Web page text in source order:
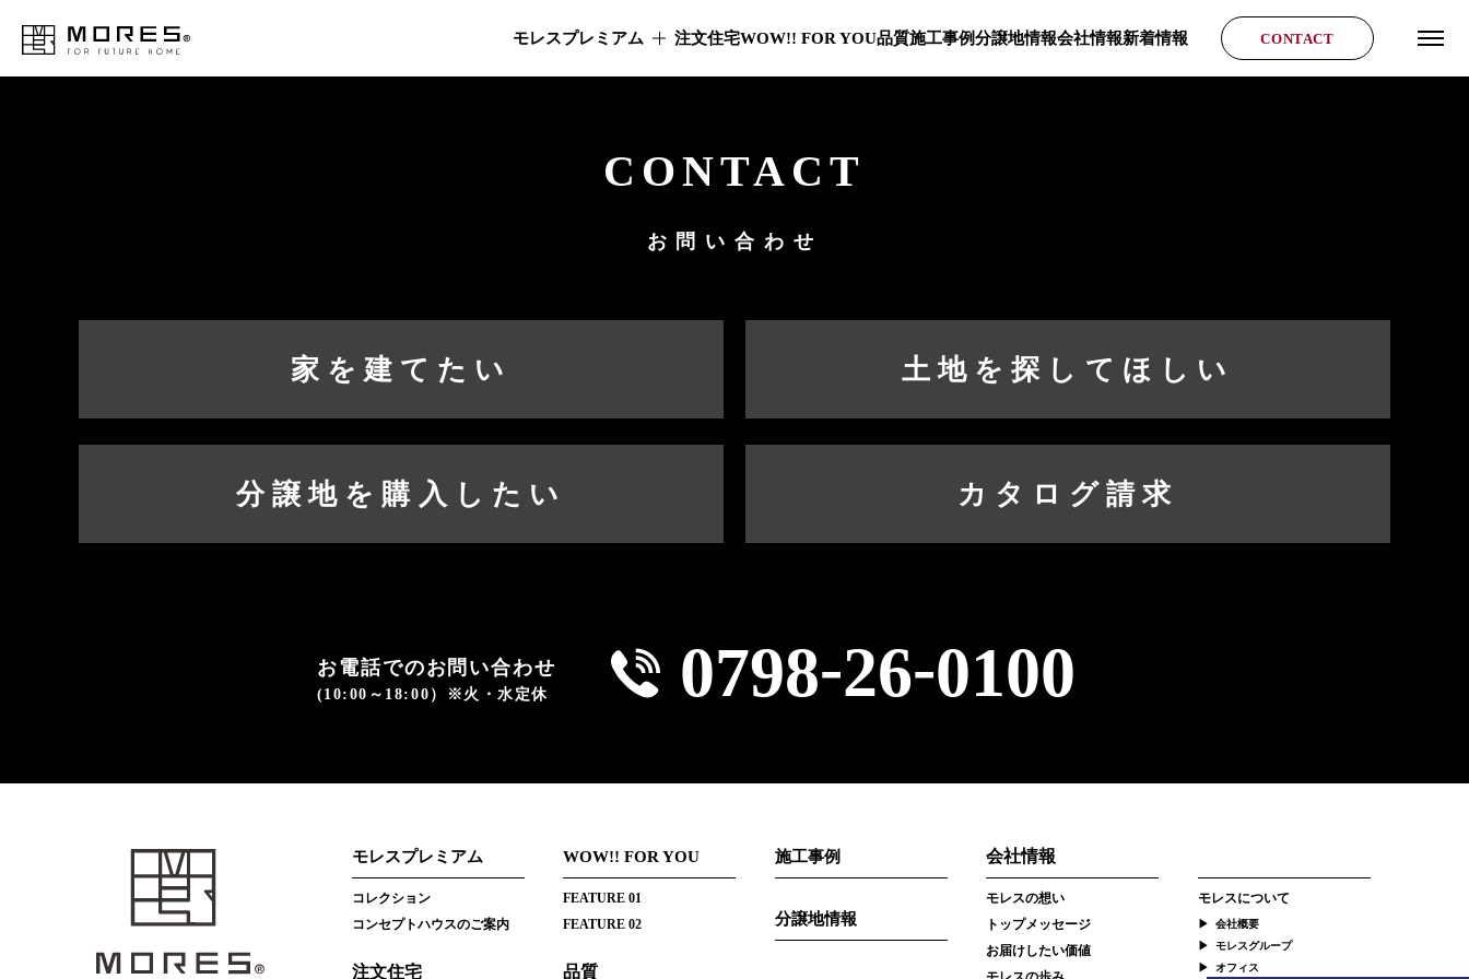
MORES モレスプレミアム モレスプレミアムのメニューを開く
注文住宅WOW!! FOR YOU品質施工事例分譲地情報会社情報新着情報 CONTACT
グロ
CONTACT
お問い合わせ
家を建てたい 土地を探してほしい
分譲地を購入したい カタログ請求
お電話でのお問い合わせ
(10:00～18:00）※火・水定休 0798-26-0100
モレスプレミアム
コレクション
コンセプトハウスのご案内
注文住宅
WOW!! FOR YOU
FEATURE 01
FEATURE 02
品質
施工事例
分譲地情報
会社情報
モレスの想い
トップメッセージ
お届けしたい価値
モレスについて
会社概要
モレスグループ
オフィス